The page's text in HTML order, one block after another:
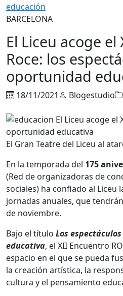
educación
BARCELONA
El Liceu acoge
Roce: los
oportunidad
18/11/2021 Blogestudio
El Gran Teatre del Liceu al
En la temporada del 175
(Red de organizadoras de
sociales) ha confiado al Liceu
jornadas anuales, que
de noviembre.
Bajo el título Los
educativa, el XII Encuentro
espacio en el que se pueda
la creación artística, la
cultura y el pensamiento